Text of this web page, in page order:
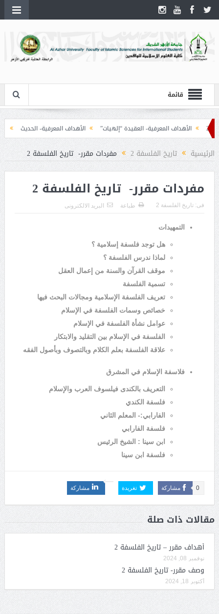
قائمة
الأهداف المعرفية- العقيدة “إلهيات” الأهداف المعرفية- الحديث
الرئيسية تاريخ الفلسفة 2 مفردات مقرر- تاريخ الفلسفة 2
مفردات مقرر- تاريخ الفلسفة 2
فى: تاريخ الفلسفة 2 طباعة البريد الالكترونى
التمهيدات
هل توجد فلسفة إسلامية ؟
لماذا ندرس الفلسفة ؟
موقف القرآن والسنة من إعمال العقل
تسمية الفلسفة
تعريف الفلسفة الإسلامية ومجالات البحث فيها
خصائص وسمات الفلسفة في الإسلام
عوامل نشأة الفلسفة في الإسلام
الفلسفة في الإسلام بين التقليد والابتكار
علاقة الفلسفة بعلم الكلام وبالتصوف وبأصول الفقه
فلاسفة الإسلام في المشرق
التعريف بالكندى فيلسوف العرب والإسلام
فلسفة الكندي
الفارابي:- المعلم الثاني
فلسفة الفارابي
ابن سينا : الشيخ الرئيس
فلسفة ابن سينا
مشاركة 0 تغريدة مشاركة
مقالات ذات صلة
أهداف مقرر – تاريخ الفلسفة 2
نوفمبر 08, 2024
وصف مقرر- تاريخ الفلسفة 2
أكتوبر 18, 2024